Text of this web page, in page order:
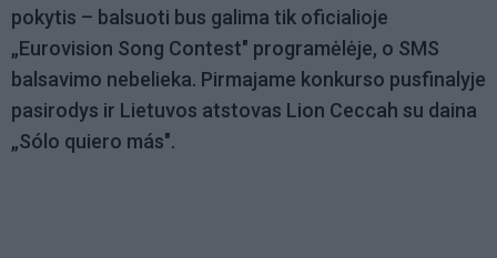
pokytis – balsuoti bus galima tik oficialioje
„Eurovision Song Contest" programėlėje, o SMS
balsavimo nebelieka. Pirmajame konkurso pusfinalyje
pasirodys ir Lietuvos atstovas Lion Ceccah su daina
„Sólo quiero más".